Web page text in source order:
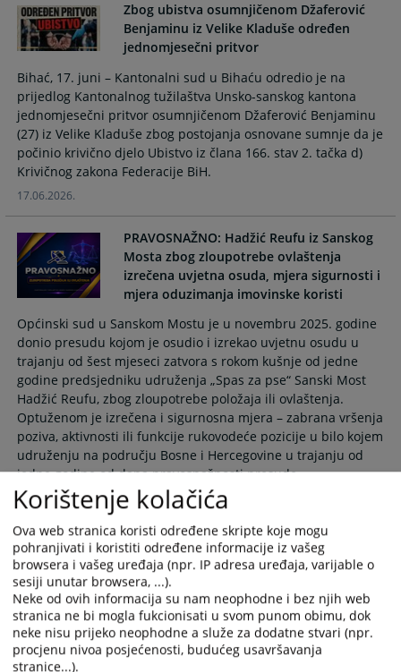
question
mark
to
get
the
keyboard
shortcuts
for
changing
dates.
question
mark
key
to
get
the
keyboard
shortcuts
for
dates.
Zbog ubistva osumnjičenom Džaferović
Benjaminu iz Velike Kladuše određen
jednomjesečni pritvor
Bihać, 17. juni – Kantonalni sud u Bihaću odredio je na
prijedlog Kantonalnog tužilaštva Unsko-sanskog kantona
jednomjesečni pritvor osumnjičenom Džaferović Benjaminu
(27) iz Velike Kladuše zbog postojanja osnovane sumnje da je
počinio krivično djelo Ubistvo iz člana 166. stav 2. tačka d)
Krivičnog zakona Federacije BiH.
17.06.2026.
PRAVOSNAŽNO: Hadžić Reufu iz Sanskog
Mosta zbog zloupotrebe ovlaštenja
izrečena uvjetna osuda, mjera sigurnosti i
mjera oduzimanja imovinske koristi
Općinski sud u Sanskom Mostu je u novembru 2025. godine
donio presudu kojom je osudio i izrekao uvjetnu osudu u
trajanju od šest mjeseci zatvora s rokom kušnje od jedne
godine predsjedniku udruženja „Spas za pse“ Sanski Most
Hadžić Reufu, zbog zloupotrebe položaja ili ovlaštenja.
Optuženom je izrečena i sigurnosna mjera – zabrana vršenja
poziva, aktivnosti ili funkcije rukovodeće pozicije u bilo kojem
udruženju na području Bosne i Hercegovine u trajanju od
jedne godine od dana pravosnažnosti presude.
17.06.2026.
NEPRAVOSNAŽNO: Bivšem ministru
Ministarstva zdravstva, rada i socijalne
politike Unsko-sanskog kantona izrečena
kazna zatvora i mjera zabrane obavljanja
dužnosti ministra
Bihać, 16. juni - Općinski sud u Bihaću objavio je
prvostepenu nepravosnažnu presudu kojom je Halkić
Korištenje kolačića
Ova web stranica koristi određene skripte koje mogu
pohranjivati i koristiti određene informacije iz vašeg
browsera i vašeg uređaja (npr. IP adresa uređaja, varijable o
sesiji unutar browsera, ...).
Neke od ovih informacija su nam neophodne i bez njih web
stranica ne bi mogla fukcionisati u svom punom obimu, dok
neke nisu prijeko neophodne a služe za dodatne stvari (npr.
procjenu nivoa posjećenosti, budućeg usavršavanja
stranice...).